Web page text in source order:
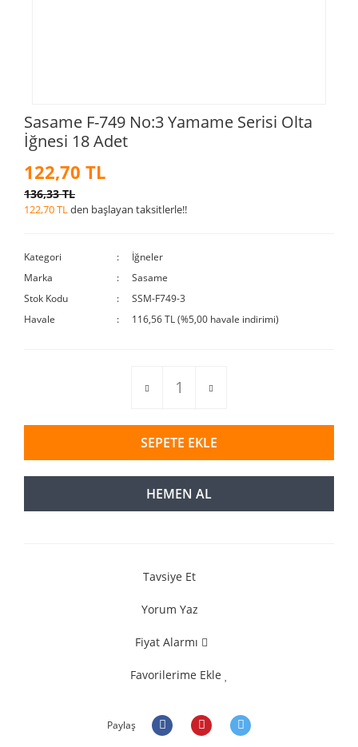
Sasame F-749 No:3 Yamame Serisi Olta
İğnesi 18 Adet
122,70 TL
136,33 TL
122,70 TLden başlayan taksitlerle!!
Kategori
İğneler
Marka
Sasame
Stok Kodu
SSM-F749-3
Havale
116,56 TL (%5,00 havale indirimi)
SEPETE EKLE
HEMEN AL
Tavsiye Et
Yorum Yaz
Fiyat Alarmı
Favorilerime Ekle
Paylaş